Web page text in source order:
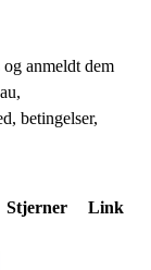
anmeldt dem
betingelser,
Stjerner Link